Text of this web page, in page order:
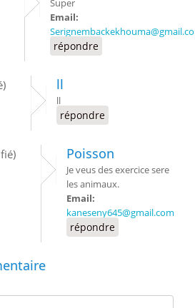
Email:
répondre
ll
ll
répondre
Poisson
Je veus des exercice sere
les animaux.
Email:
kaneseny645@gmail.com
répondre